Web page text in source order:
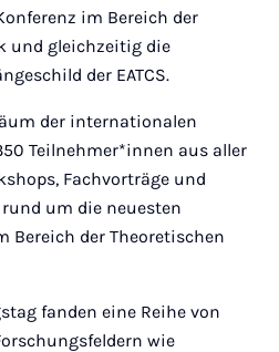
im Bereich der
und gleichzeitig die
der EATCS.
der internationalen
Teilnehmer*innen aus aller
Fachvorträge und
um die neuesten
Bereich der Theoretischen
fanden eine Reihe von
wie